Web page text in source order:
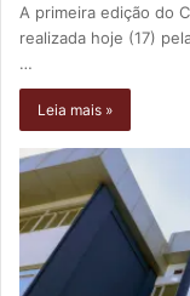
A primeira edição do
realizada hoje (17)
…
Leia mais »